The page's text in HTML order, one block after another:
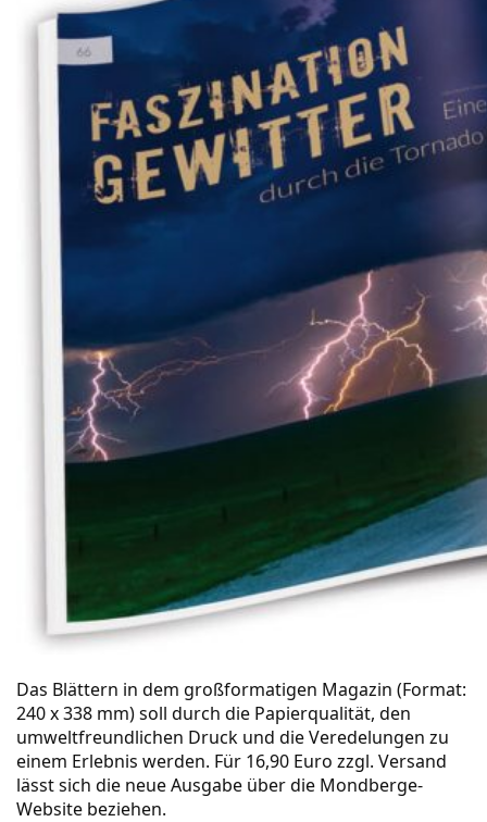
Das Blättern in dem großformatigen Magazin (Format:
240 x 338 mm) soll durch die Papierqualität, den
umweltfreundlichen Druck und die Veredelungen zu
einem Erlebnis werden. Für 16,90 Euro zzgl. Versand
lässt sich die neue Ausgabe über die Mondberge-
Website beziehen.